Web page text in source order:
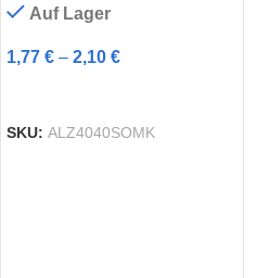
Auf Lager
1,77 € – 2,10 €
SKU: ALZ4040SOMK